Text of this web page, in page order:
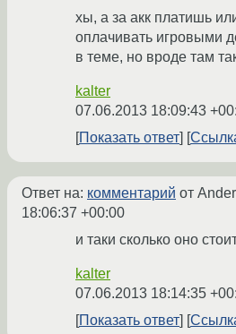
хы, а за акк платишь
оплачивать игровыми
в теме, но вроде там
kalter
07.06.2013 18:09:43
Показать ответ
Ответ на: комментарий от
18:06:37 +00:00
и таки сколько оно
kalter
07.06.2013 18:14:35
Показать ответ